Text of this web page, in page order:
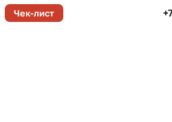
Чек-лист